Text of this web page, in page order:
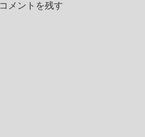
コメントを残す